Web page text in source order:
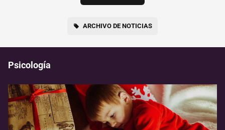
ARCHIVO DE NOTICIAS
Psicología